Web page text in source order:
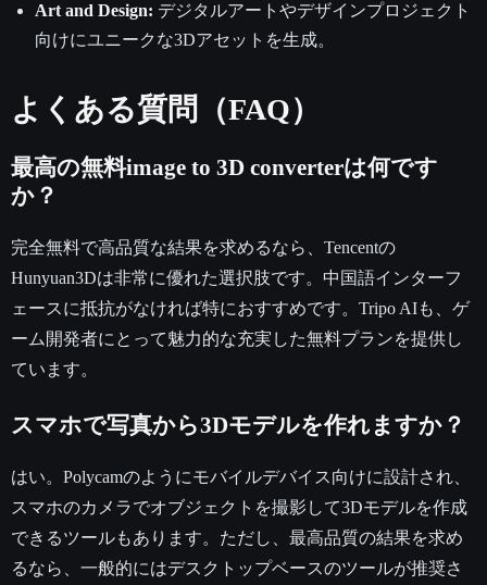
Art and Design: デジタルアートやデザインプロジェクト
向けにユニークな3Dアセットを生成。
よくある質問（FAQ）
最高の無料image to 3D converterは何です
か？
完全無料で高品質な結果を求めるなら、Tencentの
Hunyuan3Dは非常に優れた選択肢です。中国語インターフ
ェースに抵抗がなければ特におすすめです。Tripo AIも、ゲ
ーム開発者にとって魅力的な充実した無料プランを提供し
ています。
スマホで写真から3Dモデルを作れますか？
はい。Polycamのようにモバイルデバイス向けに設計され、
スマホのカメラでオブジェクトを撮影して3Dモデルを作成
できるツールもあります。ただし、最高品質の結果を求め
るなら、一般的にはデスクトップベースのツールが推奨さ